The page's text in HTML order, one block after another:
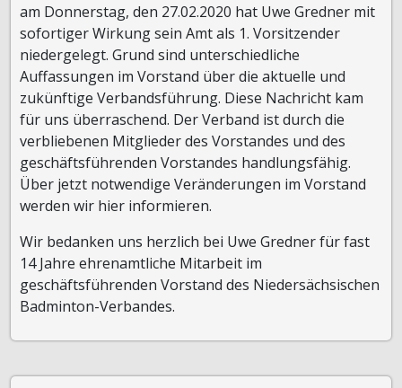
am Donnerstag, den 27.02.2020 hat Uwe Gredner mit
sofortiger Wirkung sein Amt als 1. Vorsitzender
niedergelegt. Grund sind unterschiedliche
Auffassungen im Vorstand über die aktuelle und
zukünftige Verbandsführung. Diese Nachricht kam
für uns überraschend. Der Verband ist durch die
verbliebenen Mitglieder des Vorstandes und des
geschäftsführenden Vorstandes handlungsfähig.
Über jetzt notwendige Veränderungen im Vorstand
werden wir hier informieren.
Wir bedanken uns herzlich bei Uwe Gredner für fast
14 Jahre ehrenamtliche Mitarbeit im
geschäftsführenden Vorstand des Niedersächsischen
Badminton-Verbandes.